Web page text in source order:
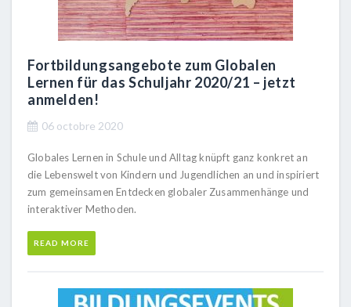
Fortbildungsangebote zum Globalen
Lernen für das Schuljahr 2020/21 – jetzt
anmelden!
06 octobre 2020
Globales Lernen in Schule und Alltag knüpft ganz konkret an
die Lebenswelt von Kindern und Jugendlichen an und inspiriert
zum gemeinsamen Entdecken globaler Zusammenhänge und
interaktiver Methoden.
READ MORE